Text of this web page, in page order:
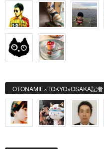
OTONAMIE×TOKYO×OSAKA記者